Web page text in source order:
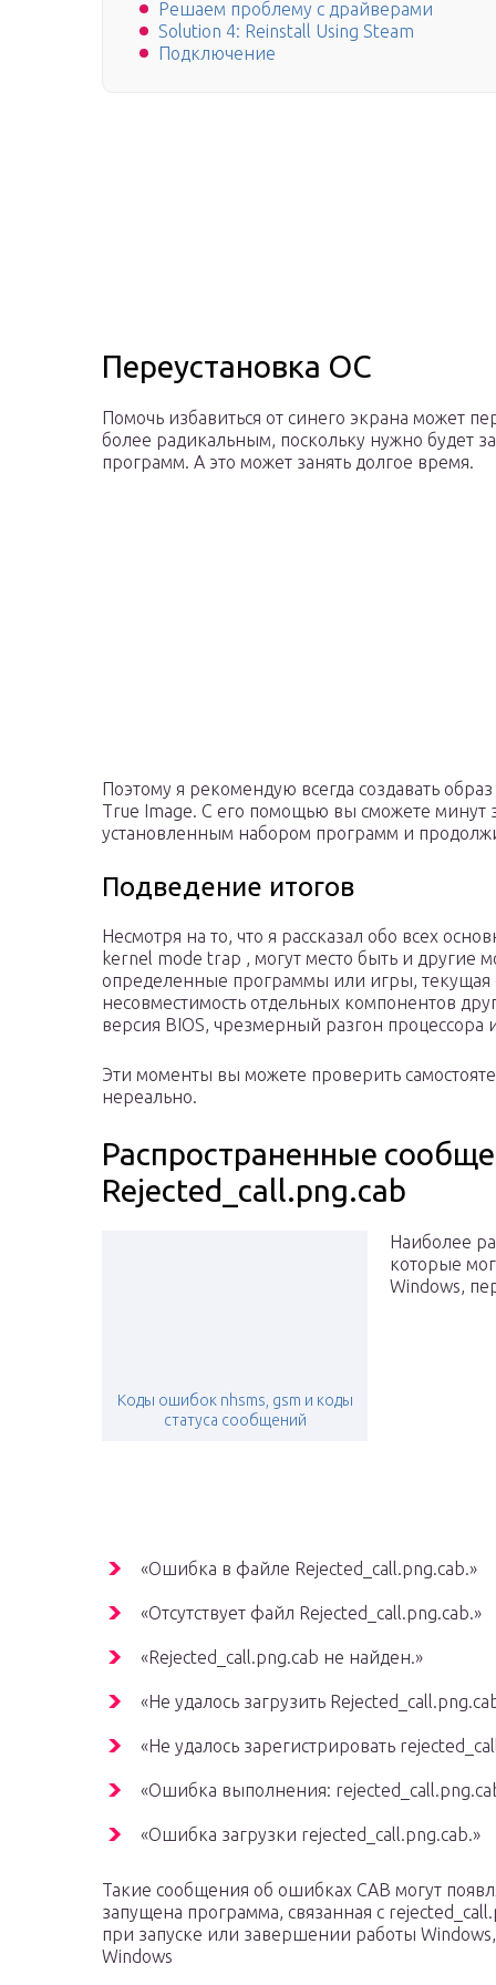
Решаем проблему с драйверами
Solution 4: Reinstall Using Steam
Подключение
Переустановка ОС
Помочь избавиться от синего экрана может
более радикальным, поскольку нужно будет
программ. А это может занять долгое время.
Поэтому я рекомендую всегда создавать
True Image. С его помощью вы сможете минут
установленным набором программ и
Подведение итогов
Несмотря на то, что я рассказал обо всех
kernel mode trap , могут место быть и другие
определенные программы или игры, текущая
несовместимость отдельных компонентов
версия BIOS, чрезмерный разгон процессора
Эти моменты вы можете проверить
нереально.
Распространенные
Rejected_call.png.cab
Коды ошибок nhsms, gsm и коды
статуса сообщений
Наиболее
которые
Windows,
«Ошибка в файле Rejected_call.png.cab.»
«Отсутствует файл Rejected_call.png.cab.»
«Rejected_call.png.cab не найден.»
«Не удалось загрузить
«Не удалось зарегистрировать
«Ошибка выполнения:
«Ошибка загрузки rejected_call.png.cab.»
Такие сообщения об ошибках CAB могут
запущена программа, связанная с
при запуске или завершении работы
Windows